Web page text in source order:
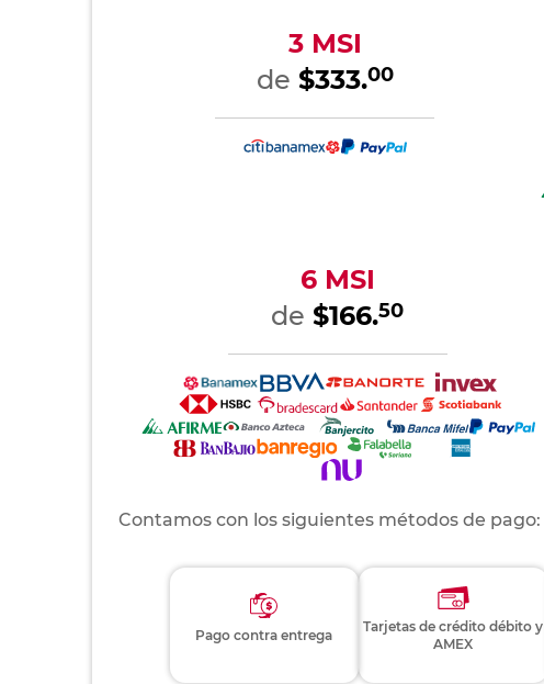
3 MSI
de $333.00
6 MSI
de $166.50
Contamos con los siguientes métodos de pago:
Pago contra entrega
Tarjetas de crédito débito y
AMEX